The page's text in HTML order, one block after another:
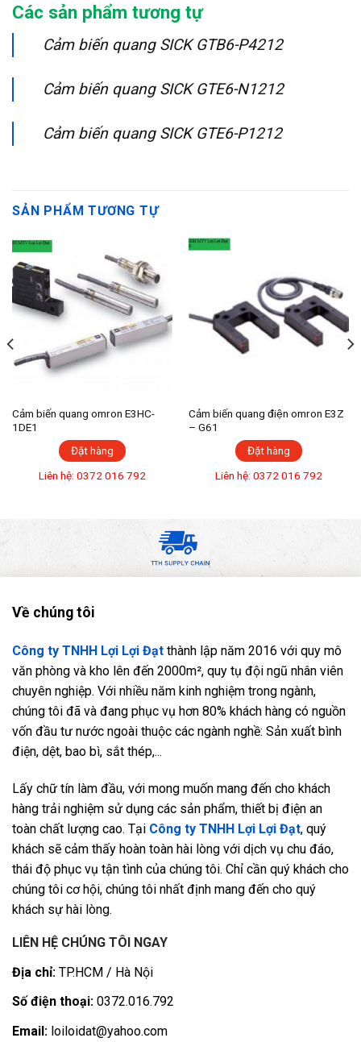
Các sản phẩm tương tự
Cảm biến quang SICK GTB6-P4212
Cảm biến quang SICK GTE6-N1212
Cảm biến quang SICK GTE6-P1212
SẢN PHẨM TƯƠNG TỰ
Cảm biến quang omron E3HC-
1DE1
Đặt hàng
Liên hệ: 0372 016 792
Cảm biến quang điện omron E3Z
– G61
Đặt hàng
Liên hệ: 0372 016 792
Về chúng tôi
Công ty TNHH Lợi Lợi Đạt thành lập năm 2016 với quy mô
văn phòng và kho lên đến 2000m², quy tụ đội ngũ nhân viên
chuyên nghiệp. Với nhiều năm kinh nghiệm trong ngành,
chúng tôi đã và đang phục vụ hơn 80% khách hàng có nguồn
vốn đầu tư nước ngoài thuộc các ngành nghề: Sản xuất bình
điện, dệt, bao bì, sắt thép,...
Lấy chữ tín làm đầu, với mong muốn mang đến cho khách
hàng trải nghiệm sử dụng các sản phẩm, thiết bị điện an
toàn chất lượng cao. Tại Công ty TNHH Lợi Lợi Đạt, quý
khách sẽ cảm thấy hoàn toàn hài lòng với dịch vụ chu đáo,
thái độ phục vụ tận tình của chúng tôi. Chỉ cần quý khách cho
chúng tôi cơ hội, chúng tôi nhất định mang đến cho quý
khách sự hài lòng.
LIÊN HỆ CHÚNG TÔI NGAY
Địa chỉ: TP.HCM / Hà Nội
Số điện thoại: 0372.016.792
Email: loiloidat@yahoo.com